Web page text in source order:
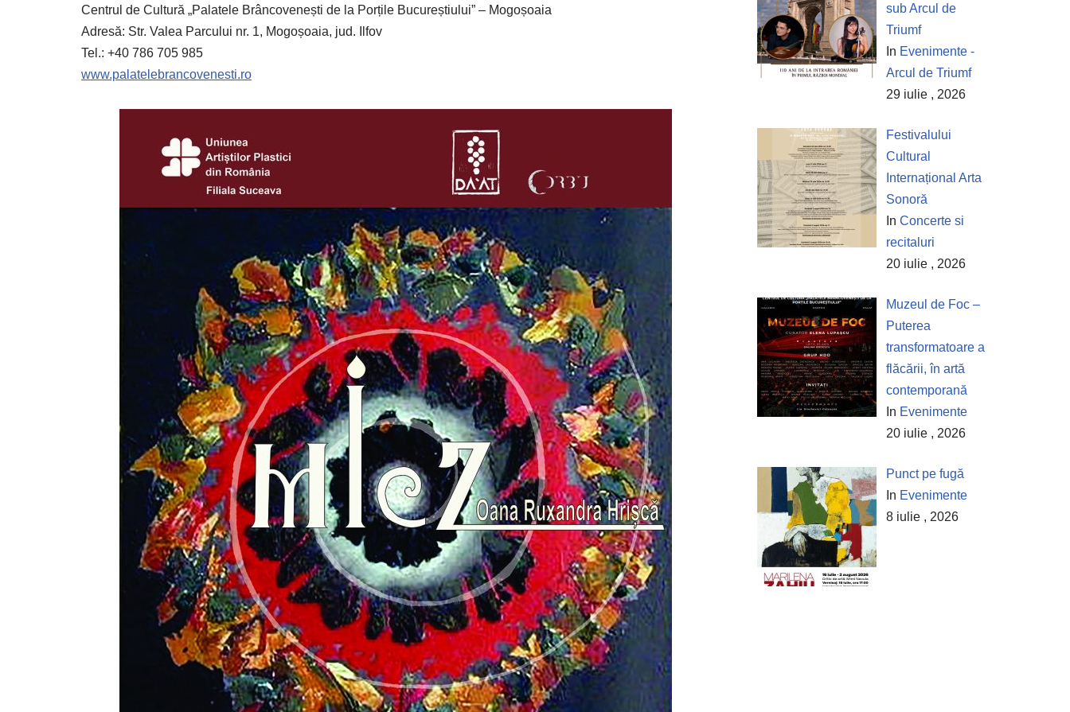
Centrul de Cultură „Palatele Brâncovenești de la Porțile Bucureștiului” – Mogoșoaia
Adresă: Str. Valea Parcului nr. 1, Mogoșoaia, jud. Ilfov
Tel.: +40 786 705 985
www.palatelebrancovenesti.ro
sub Arcul de
Triumf
In Evenimente -
Arcul de Triumf
29 iulie , 2026
Festivalului
Cultural
Internațional Arta
Sonoră
In Concerte si
recitaluri
20 iulie , 2026
Muzeul de Foc –
Puterea
transformatoare a
flăcării, în artă
contemporană
In Evenimente
20 iulie , 2026
Punct pe fugă
In Evenimente
8 iulie , 2026